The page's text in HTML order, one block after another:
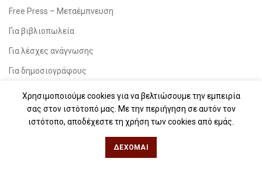
Free Press – Μεταέμπνευση
Για βιβλιοπωλεία
Για λέσχες ανάγνωσης
Για δημοσιογράφους
Για σχολεία
Για βιβλιοφιλικές ομάδες
Χρησιμοποιούμε cookies για να βελτιώσουμε την εμπειρία
σας στον ιστότοπό μας. Με την περιήγηση σε αυτόν τον
ιστότοπο, αποδέχεστε τη χρήση των cookies από εμάς.
ΔΈΧΟΜΑΙ